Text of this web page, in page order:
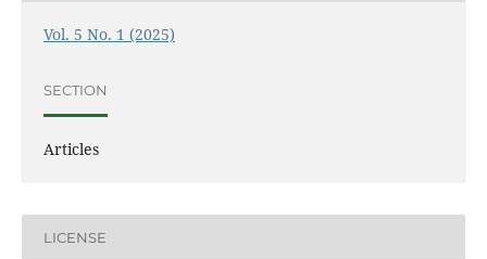
Vol. 5 No. 1 (2025)
SECTION
Articles
LICENSE